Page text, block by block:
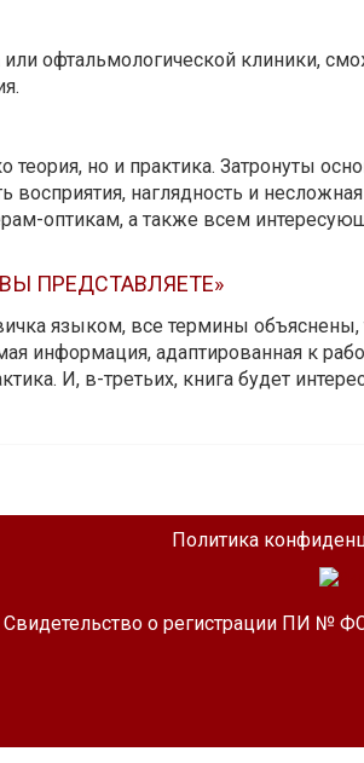
офтальмологической клиники,
теория, но и практика. Затронуты
наглядность и несложная
оптикам, а также всем
ПРЕДСТАВЛЯЕТЕ»
языком, все термины объяснены,
информация, адаптированная к
И, в-третьих, книга будет
Политика
Свидетельство о регистрации ПИ №